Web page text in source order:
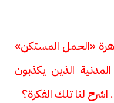
«الحمل المستكن»
الذين يكذبون
لنا تلك الفكرة؟